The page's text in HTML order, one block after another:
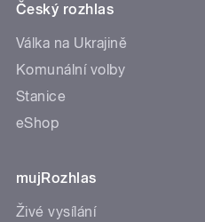
Český rozhlas
Válka na Ukrajině
Komunální volby
Stanice
eShop
mujRozhlas
Živé vysílání